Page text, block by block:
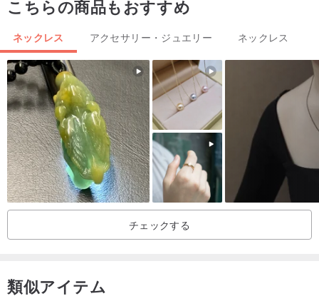
ことができます。
2.コミュニケーションと説得の能力を向上させ、紛争を解消するの
に役立ちます。
3.それは人々が彼らが他人とどのように仲良くしているかをはっき
りと見て、他人の過ちを許し、そしてより愛想が良くなることを可
能にします。
4.この宝石には、宇宙の優れた精神的エネルギーが含まれていま
こちらの商品もおすすめ
ネックレス アクセサリー・ジュエリー ネックレス
チェックする
類似アイテム